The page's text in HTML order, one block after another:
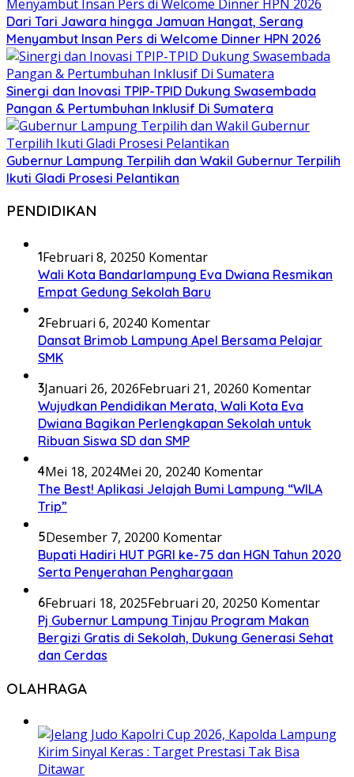
Dari Tari Jawara hingga Jamuan Hangat, Serang
Menyambut Insan Pers di Welcome Dinner HPN 2026
Sinergi dan Inovasi TPIP-TPID Dukung Swasembada
Pangan & Pertumbuhan Inklusif Di Sumatera
Gubernur Lampung Terpilih dan Wakil Gubernur Terpilih
Ikuti Gladi Prosesi Pelantikan
PENDIDIKAN
1Februari 8, 20250 Komentar
Wali Kota Bandarlampung Eva Dwiana Resmikan
Empat Gedung Sekolah Baru
2Februari 6, 20240 Komentar
Dansat Brimob Lampung Apel Bersama Pelajar
SMK
3Januari 26, 2026Februari 21, 20260 Komentar
Wujudkan Pendidikan Merata, Wali Kota Eva
Dwiana Bagikan Perlengkapan Sekolah untuk
Ribuan Siswa SD dan SMP
4Mei 18, 2024Mei 20, 20240 Komentar
The Best! Aplikasi Jelajah Bumi Lampung “WILA
Trip”
5Desember 7, 20200 Komentar
Bupati Hadiri HUT PGRI ke-75 dan HGN Tahun 2020
Serta Penyerahan Penghargaan
6Februari 18, 2025Februari 20, 20250 Komentar
Pj Gubernur Lampung Tinjau Program Makan
Bergizi Gratis di Sekolah, Dukung Generasi Sehat
dan Cerdas
OLAHRAGA